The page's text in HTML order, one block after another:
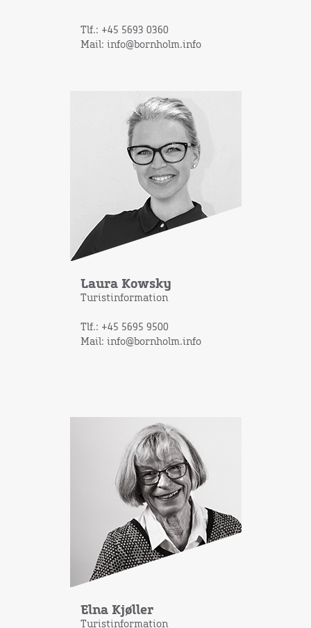
Tlf.: +45 5693 0360
Mail: info@bornholm.info
Laura Kowsky
Turistinformation
Tlf.: +45 5695 9500
Mail: info@bornholm.info
Elna Kjøller
Turistinformation